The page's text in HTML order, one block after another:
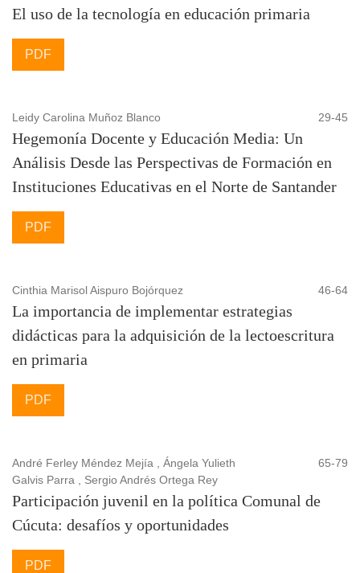
El uso de la tecnología en educación primaria
PDF
Leidy Carolina Muñoz Blanco 29-45
Hegemonía Docente y Educación Media: Un
Análisis Desde las Perspectivas de Formación en
Instituciones Educativas en el Norte de Santander
PDF
Cinthia Marisol Aispuro Bojórquez 46-64
La importancia de implementar estrategias
didácticas para la adquisición de la lectoescritura
en primaria
PDF
André Ferley Méndez Mejía , Ángela Yulieth
Galvis Parra , Sergio Andrés Ortega Rey
65-79
Participación juvenil en la política Comunal de
Cúcuta: desafíos y oportunidades
PDF